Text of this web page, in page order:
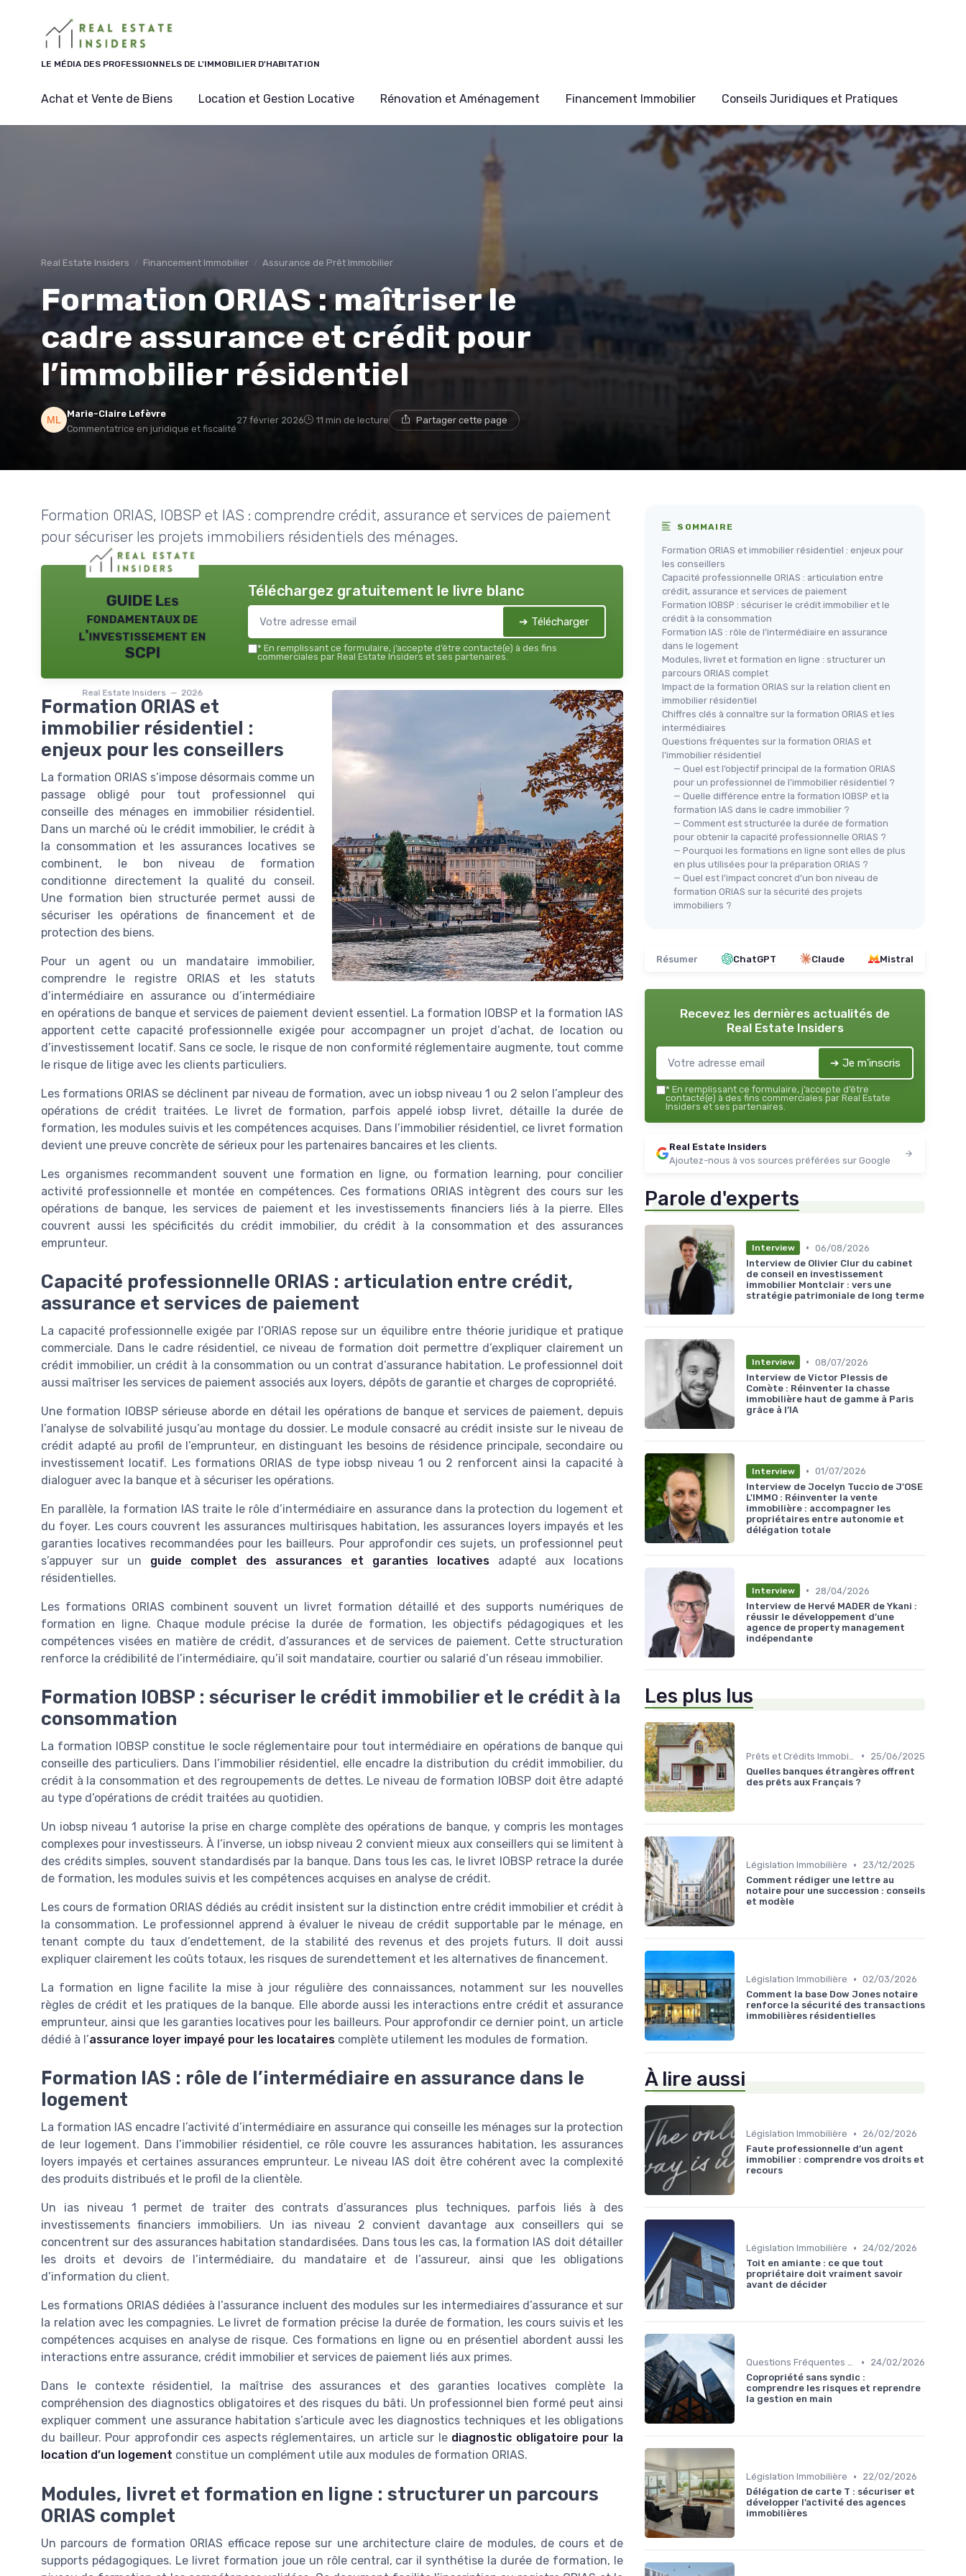
LE MÉDIA DES PROFESSIONNELS DE L'IMMOBILIER D'HABITATION
Achat et Vente de Biens Location et Gestion Locative Rénovation et Aménagement Financement Immobilier Conseils Juridiques et Pratiques
Real Estate Insiders Financement Immobilier Assurance de Prêt Immobilier
Formation ORIAS : maîtriser le
cadre assurance et crédit pour
l’immobilier résidentiel
Marie-Claire Lefèvre
Commentatrice en juridique et fiscalité
27 février 2026 11 min de lecture Partager cette page
Formation ORIAS, IOBSP et IAS : comprendre crédit, assurance et services de paiement
pour sécuriser les projets immobiliers résidentiels des ménages.
GUIDE Les
fondamentaux de
l'investissement en
SCPI
Real Estate Insiders — 2026
Téléchargez gratuitement le livre blanc
➔ Télécharger
* En remplissant ce formulaire, j’accepte d’être contacté(e) à des fins
commerciales par Real Estate Insiders et ses partenaires.
Formation ORIAS et
immobilier résidentiel :
enjeux pour les conseillers
La formation ORIAS s’impose désormais comme un
passage obligé pour tout professionnel qui
conseille des ménages en immobilier résidentiel.
Dans un marché où le crédit immobilier, le crédit à
la consommation et les assurances locatives se
combinent, le bon niveau de formation
conditionne directement la qualité du conseil.
Une formation bien structurée permet aussi de
sécuriser les opérations de financement et de
protection des biens.
Pour un agent ou un mandataire immobilier,
comprendre le registre ORIAS et les statuts
d’intermédiaire en assurance ou d’intermédiaire
en opérations de banque et services de paiement devient essentiel. La formation IOBSP et la formation IAS
apportent cette capacité professionnelle exigée pour accompagner un projet d’achat, de location ou
d’investissement locatif. Sans ce socle, le risque de non conformité réglementaire augmente, tout comme
le risque de litige avec les clients particuliers.
Les formations ORIAS se déclinent par niveau de formation, avec un iobsp niveau 1 ou 2 selon l’ampleur des
opérations de crédit traitées. Le livret de formation, parfois appelé iobsp livret, détaille la durée de
formation, les modules suivis et les compétences acquises. Dans l’immobilier résidentiel, ce livret formation
devient une preuve concrète de sérieux pour les partenaires bancaires et les clients.
Les organismes recommandent souvent une formation en ligne, ou formation learning, pour concilier
activité professionnelle et montée en compétences. Ces formations ORIAS intègrent des cours sur les
opérations de banque, les services de paiement et les investissements financiers liés à la pierre. Elles
couvrent aussi les spécificités du crédit immobilier, du crédit à la consommation et des assurances
emprunteur.
Capacité professionnelle ORIAS : articulation entre crédit,
assurance et services de paiement
La capacité professionnelle exigée par l’ORIAS repose sur un équilibre entre théorie juridique et pratique
commerciale. Dans le cadre résidentiel, ce niveau de formation doit permettre d’expliquer clairement un
crédit immobilier, un crédit à la consommation ou un contrat d’assurance habitation. Le professionnel doit
aussi maîtriser les services de paiement associés aux loyers, dépôts de garantie et charges de copropriété.
Une formation IOBSP sérieuse aborde en détail les opérations de banque et services de paiement, depuis
l’analyse de solvabilité jusqu’au montage du dossier. Le module consacré au crédit insiste sur le niveau de
crédit adapté au profil de l’emprunteur, en distinguant les besoins de résidence principale, secondaire ou
investissement locatif. Les formations ORIAS de type iobsp niveau 1 ou 2 renforcent ainsi la capacité à
dialoguer avec la banque et à sécuriser les opérations.
En parallèle, la formation IAS traite le rôle d’intermédiaire en assurance dans la protection du logement et
du foyer. Les cours couvrent les assurances multirisques habitation, les assurances loyers impayés et les
garanties locatives recommandées pour les bailleurs. Pour approfondir ces sujets, un professionnel peut
s’appuyer sur un guide complet des assurances et garanties locatives adapté aux locations
résidentielles.
Les formations ORIAS combinent souvent un livret formation détaillé et des supports numériques de
formation en ligne. Chaque module précise la durée de formation, les objectifs pédagogiques et les
compétences visées en matière de crédit, d’assurances et de services de paiement. Cette structuration
renforce la crédibilité de l’intermédiaire, qu’il soit mandataire, courtier ou salarié d’un réseau immobilier.
Formation IOBSP : sécuriser le crédit immobilier et le crédit à la
consommation
La formation IOBSP constitue le socle réglementaire pour tout intermédiaire en opérations de banque qui
conseille des particuliers. Dans l’immobilier résidentiel, elle encadre la distribution du crédit immobilier, du
crédit à la consommation et des regroupements de dettes. Le niveau de formation IOBSP doit être adapté
au type d’opérations de crédit traitées au quotidien.
Un iobsp niveau 1 autorise la prise en charge complète des opérations de banque, y compris les montages
complexes pour investisseurs. À l’inverse, un iobsp niveau 2 convient mieux aux conseillers qui se limitent à
des crédits simples, souvent standardisés par la banque. Dans tous les cas, le livret IOBSP retrace la durée
de formation, les modules suivis et les compétences acquises en analyse de crédit.
Les cours de formation ORIAS dédiés au crédit insistent sur la distinction entre crédit immobilier et crédit à
la consommation. Le professionnel apprend à évaluer le niveau de crédit supportable par le ménage, en
tenant compte du taux d’endettement, de la stabilité des revenus et des projets futurs. Il doit aussi
expliquer clairement les coûts totaux, les risques de surendettement et les alternatives de financement.
La formation en ligne facilite la mise à jour régulière des connaissances, notamment sur les nouvelles
règles de crédit et les pratiques de la banque. Elle aborde aussi les interactions entre crédit et assurance
emprunteur, ainsi que les garanties locatives pour les bailleurs. Pour approfondir ce dernier point, un article
dédié à l’assurance loyer impayé pour les locataires complète utilement les modules de formation.
Formation IAS : rôle de l’intermédiaire en assurance dans le
logement
La formation IAS encadre l’activité d’intermédiaire en assurance qui conseille les ménages sur la protection
de leur logement. Dans l’immobilier résidentiel, ce rôle couvre les assurances habitation, les assurances
loyers impayés et certaines assurances emprunteur. Le niveau IAS doit être cohérent avec la complexité
des produits distribués et le profil de la clientèle.
Un ias niveau 1 permet de traiter des contrats d’assurances plus techniques, parfois liés à des
investissements financiers immobiliers. Un ias niveau 2 convient davantage aux conseillers qui se
concentrent sur des assurances habitation standardisées. Dans tous les cas, la formation IAS doit détailler
les droits et devoirs de l’intermédiaire, du mandataire et de l’assureur, ainsi que les obligations
d’information du client.
Les formations ORIAS dédiées à l’assurance incluent des modules sur les intermediaires d’assurance et sur
la relation avec les compagnies. Le livret de formation précise la durée de formation, les cours suivis et les
compétences acquises en analyse de risque. Ces formations en ligne ou en présentiel abordent aussi les
interactions entre assurance, crédit immobilier et services de paiement liés aux primes.
Dans le contexte résidentiel, la maîtrise des assurances et des garanties locatives complète la
compréhension des diagnostics obligatoires et des risques du bâti. Un professionnel bien formé peut ainsi
expliquer comment une assurance habitation s’articule avec les diagnostics techniques et les obligations
du bailleur. Pour approfondir ces aspects réglementaires, un article sur le diagnostic obligatoire pour la
location d’un logement constitue un complément utile aux modules de formation ORIAS.
Modules, livret et formation en ligne : structurer un parcours
ORIAS complet
Un parcours de formation ORIAS efficace repose sur une architecture claire de modules, de cours et de
supports pédagogiques. Le livret formation joue un rôle central, car il synthétise la durée de formation, le
SOMMAIRE
Formation ORIAS et immobilier résidentiel : enjeux pour
les conseillers
Capacité professionnelle ORIAS : articulation entre
crédit, assurance et services de paiement
Formation IOBSP : sécuriser le crédit immobilier et le
crédit à la consommation
Formation IAS : rôle de l’intermédiaire en assurance
dans le logement
Modules, livret et formation en ligne : structurer un
parcours ORIAS complet
Impact de la formation ORIAS sur la relation client en
immobilier résidentiel
Chiffres clés à connaître sur la formation ORIAS et les
intermédiaires
Questions fréquentes sur la formation ORIAS et
l’immobilier résidentiel
— Quel est l’objectif principal de la formation ORIAS
pour un professionnel de l’immobilier résidentiel ?
— Quelle différence entre la formation IOBSP et la
formation IAS dans le cadre immobilier ?
— Comment est structurée la durée de formation
pour obtenir la capacité professionnelle ORIAS ?
— Pourquoi les formations en ligne sont elles de plus
en plus utilisées pour la préparation ORIAS ?
— Quel est l’impact concret d’un bon niveau de
formation ORIAS sur la sécurité des projets
immobiliers ?
Résumer ChatGPT Claude Mistral
Recevez les dernières actualités de
Real Estate Insiders
➔ Je m'inscris
* En remplissant ce formulaire, j’accepte d’être
contacté(e) à des fins commerciales par Real Estate
Insiders et ses partenaires.
Real Estate Insiders
Ajoutez-nous à vos sources préférées sur Google
Parole d'experts
Interview • 06/08/2026
Interview de Olivier Clur du cabinet
de conseil en investissement
immobilier Montclair : vers une
stratégie patrimoniale de long terme
Interview • 08/07/2026
Interview de Victor Plessis de
Comète : Réinventer la chasse
immobilière haut de gamme à Paris
grâce à l’IA
Interview • 01/07/2026
Interview de Jocelyn Tuccio de J'OSE
L'IMMO : Réinventer la vente
immobilière : accompagner les
propriétaires entre autonomie et
délégation totale
Interview •
28/04/2026
Interview de Hervé MADER de Ykani :
réussir le développement d’une
agence de property management
indépendante
Les plus lus
•
25/06/2025
Quelles banques étrangères offrent
des prêts aux Français ?
Législation Immobilière •
23/12/2025
Comment rédiger une lettre au
notaire pour une succession : conseils
et modèle
Législation Immobilière • 02/03/2026
Comment la base Dow Jones notaire
renforce la sécurité des transactions
immobilières résidentielles
À lire aussi
Législation Immobilière •
26/02/2026
Faute professionnelle d’un agent
immobilier : comprendre vos droits et
recours
Législation Immobilière •
24/02/2026
Toit en amiante : ce que tout
propriétaire doit vraiment savoir
avant de décider
Questions Fréquentes et Études de Cas •
24/02/2026
Copropriété sans syndic :
comprendre les risques et reprendre
la gestion en main
Législation Immobilière •
22/02/2026
Délégation de carte T : sécuriser et
développer l’activité des agences
immobilières